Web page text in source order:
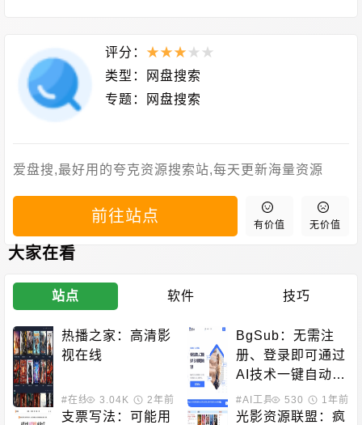
评分： ★★★ ★ ★
类型：
网盘搜索
专题：
网盘搜索
爱盘搜,最好用的夸克资源搜索站,每天更新海量资源
前往站点 有价值 无价值
大家在看
站点 软件 技巧
热播之家：高清影
视在线
#在线影音3.04K 2年前
BgSub：无需注
册、登录即可通过
AI技术一键自动去
除或替换图像背景
的站点
#AI工具 #图像编辑
530 1年前
支票写法：可能用
光影资源联盟：疯